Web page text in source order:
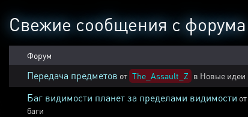
Свежие сообщения с форума
Форум
Передача предметов от The_Assault_Z в Новые идеи
Баг видимости планет за пределами видимости от
баги